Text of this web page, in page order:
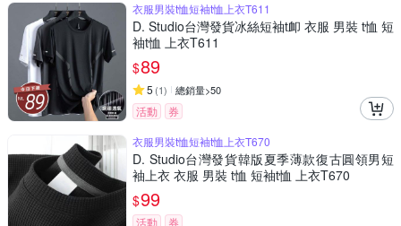
衣服男裝t恤短袖t恤上衣T611
D. Studio台灣發貨冰絲短袖t卹 衣服 男裝 t恤 短
袖t恤 上衣T611
$89
5 (1) 總銷量>50
活動
券
衣服男裝t恤短袖t恤上衣T670
D. Studio台灣發貨韓版夏季薄款復古圓領男短
袖上衣 衣服 男裝 t恤 短袖t恤 上衣T670
$99
活動 券